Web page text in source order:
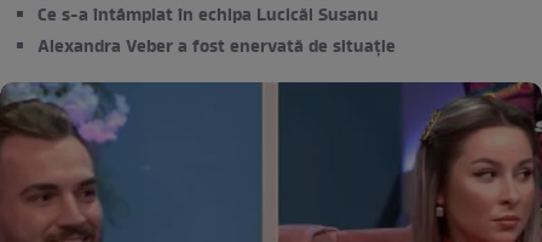
Ce s-a întâmplat în echipa Lucicăi Susanu
Alexandra Veber a fost enervată de situație